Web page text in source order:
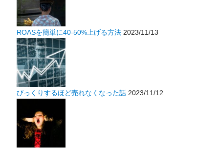
ROASを簡単に40-50%上げる方法 2023/11/13
びっくりするほど売れなくなった話 2023/11/12